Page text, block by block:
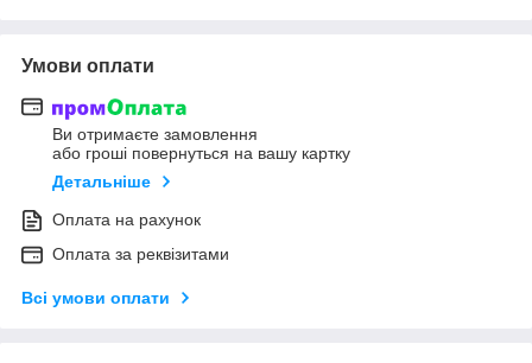
Умови оплати
Ви отримаєте замовлення
або гроші повернуться на вашу картку
Детальніше
Оплата на рахунок
Оплата за реквізитами
Всі умови оплати